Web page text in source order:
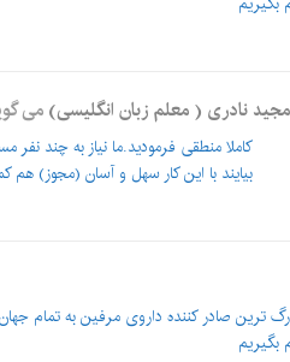
نادری ( معلم زبان انگلیسی) می
کاملا منطقی فرمودید.ما نیاز به چند
بیایند با این کار سهل و آسان (مجوز) هم
ترین صادر کننده داروی مرفین به تمام جهان